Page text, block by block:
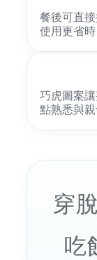
餐後可直
使用更省時
巧虎圖案
點熟悉與
穿
吃